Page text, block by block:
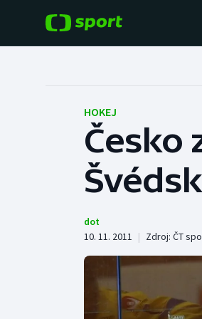
Hokej
Tenis
Cyklistika
HOKEJ
Česko
dot
10. 11. 2011 | Zdroj: ČT